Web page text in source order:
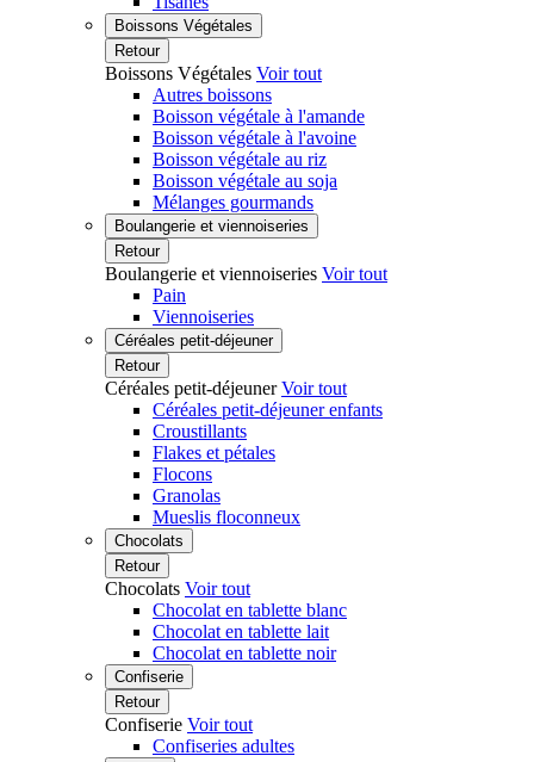
Boissons Végétales
Retour
Boissons Végétales Voir tout
Autres boissons
Boisson végétale à l'amande
Boisson végétale à l'avoine
Boisson végétale au riz
Boisson végétale au soja
Mélanges gourmands
Boulangerie et viennoiseries
Retour
Boulangerie et viennoiseries Voir tout
Pain
Viennoiseries
Céréales petit-déjeuner
Retour
Céréales petit-déjeunerVoir tout
Céréales petit-déjeuner enfants
Croustillants
Flakes et pétales
Flocons
Granolas
Mueslis floconneux
Chocolats
Retour
Chocolats Voir tout
Chocolat en tablette blanc
Chocolat en tablette lait
Chocolat en tablette noir
Confiserie
Retour
Confiserie Voir tout
Confiseries adultes